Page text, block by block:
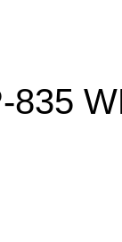
835